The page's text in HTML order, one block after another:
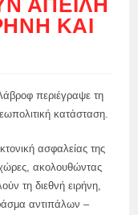
ΑΠΕΙΛΉ
ΚΑΙ
περιέγραψε τη
κατάσταση.
ασφαλείας της
χώρες, ακολουθώντας
τη διεθνή ειρήνη,
αντιπάλων –